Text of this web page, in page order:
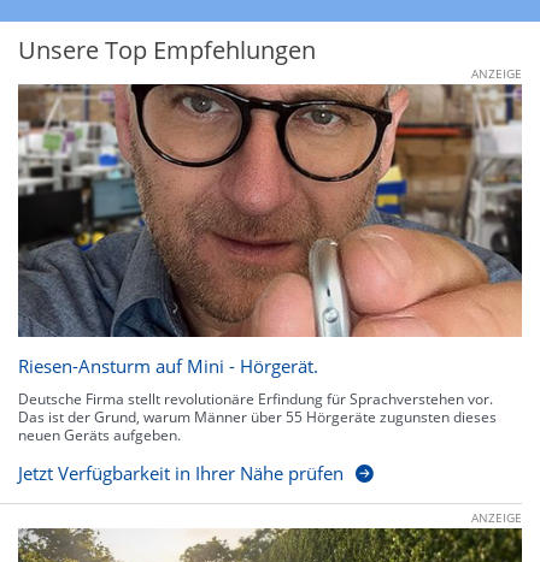
Unsere Top Empfehlungen
ANZEIGE
Riesen-Ansturm auf Mini - Hörgerät.
Deutsche Firma stellt revolutionäre Erfindung für Sprachverstehen vor.
Das ist der Grund, warum Männer über 55 Hörgeräte zugunsten dieses
neuen Geräts aufgeben.
Jetzt Verfügbarkeit in Ihrer Nähe prüfen
ANZEIGE